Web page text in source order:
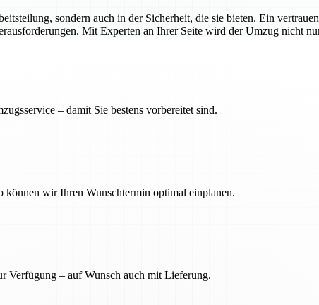
sondern auch in der Sicherheit, die sie bieten. Ein
Mit Experten an Ihrer Seite wird der Umzug nicht
– damit Sie bestens vorbereitet sind.
wir Ihren Wunschtermin optimal einplanen.
Verfügung – auf Wunsch auch mit Lieferung.